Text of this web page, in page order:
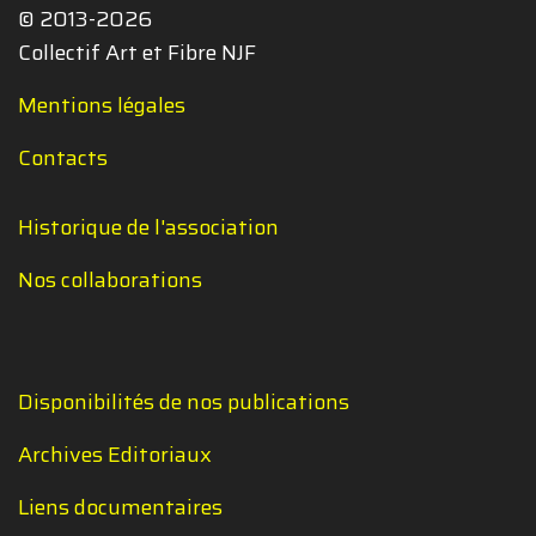
© 2013-2026
Collectif Art et Fibre NJF
Mentions légales
Contacts
Historique de l'association
Nos collaborations
Disponibilités de nos publications
Archives Editoriaux
Liens documentaires